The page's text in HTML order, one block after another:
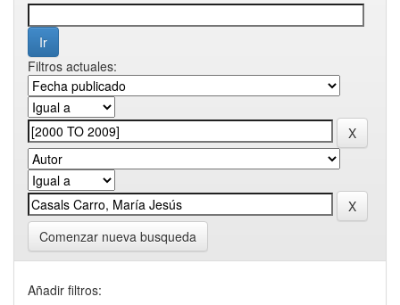
Filtros actuales:
Comenzar nueva busqueda
Añadir filtros: